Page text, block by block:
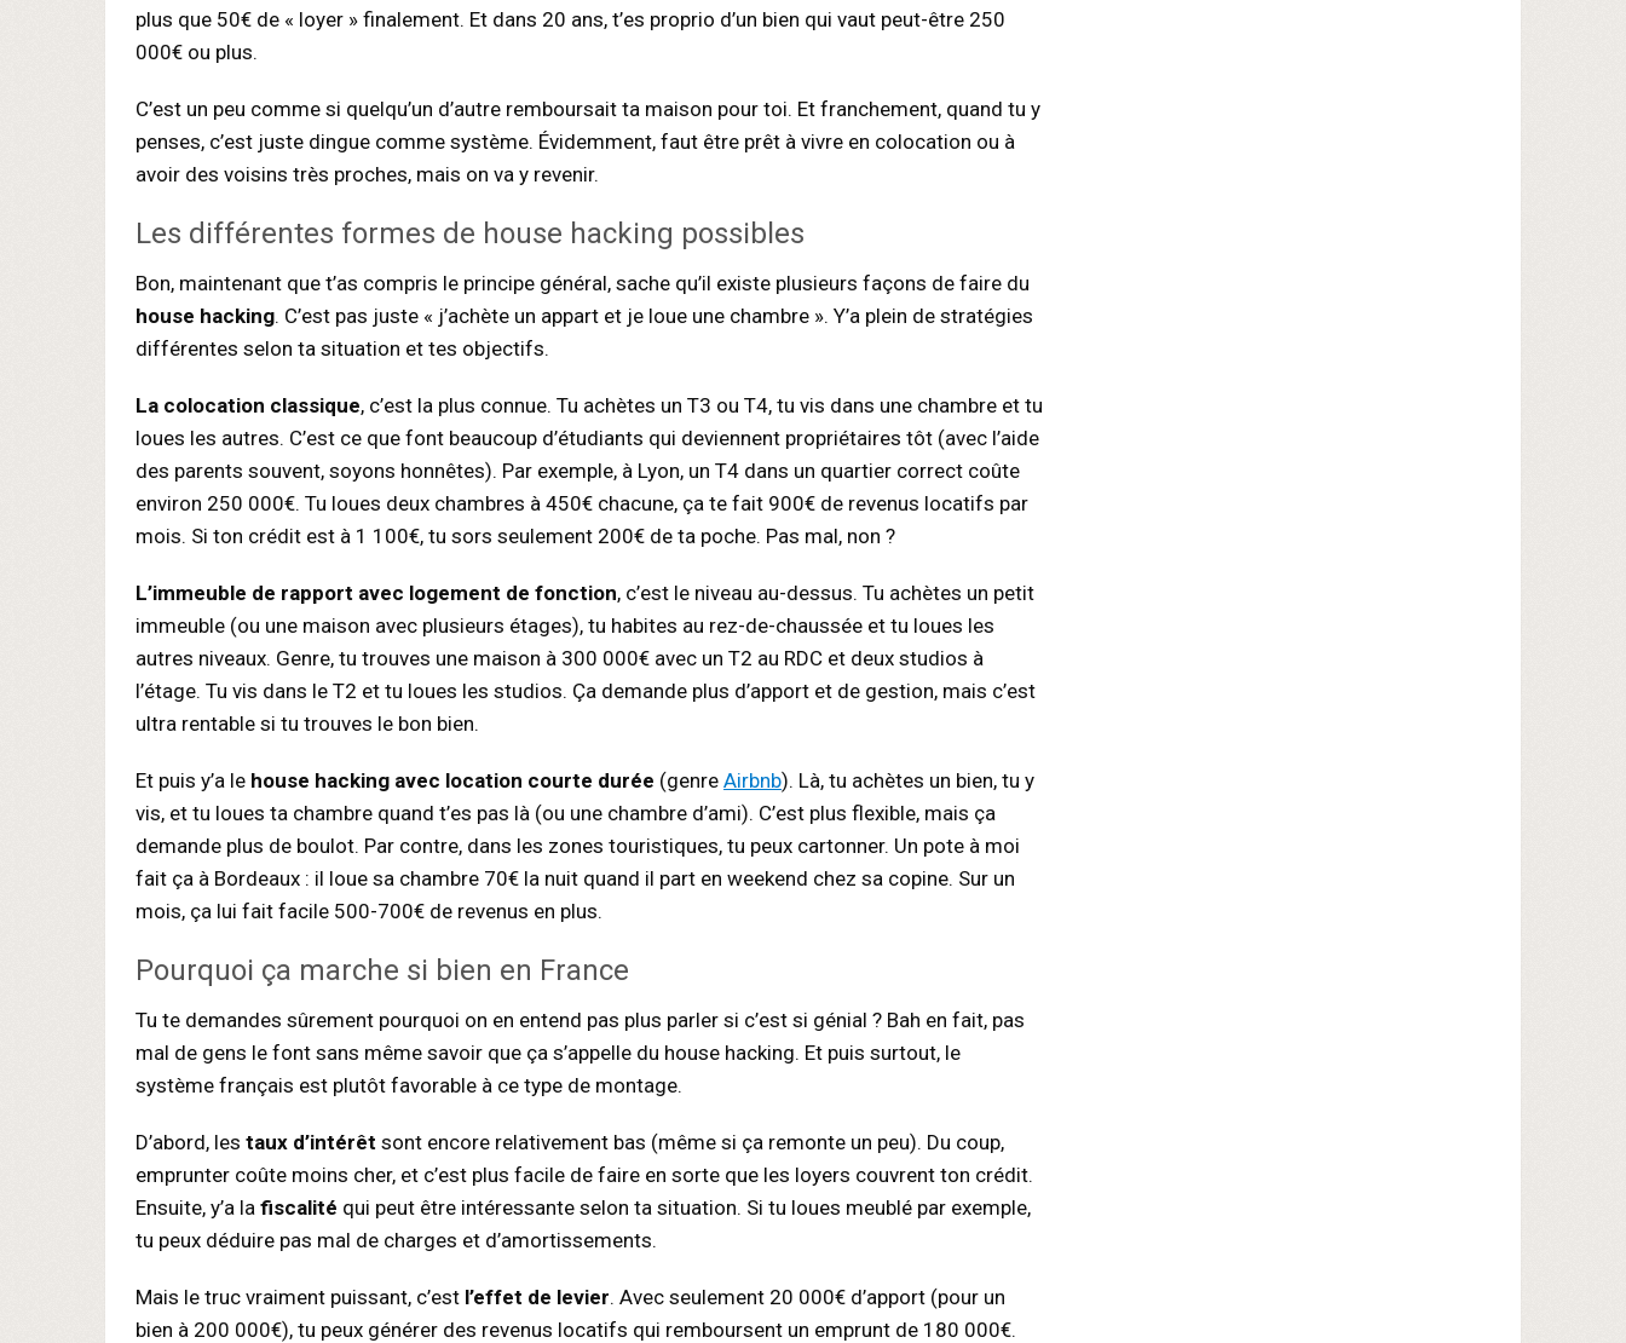
plus que 50€ de « loyer » finalement. Et dans 20 ans, t’es proprio d’un bien qui vaut peut-être 250
000€ ou plus.
C’est un peu comme si quelqu’un d’autre remboursait ta maison pour toi. Et franchement, quand tu y
penses, c’est juste dingue comme système. Évidemment, faut être prêt à vivre en colocation ou à
avoir des voisins très proches, mais on va y revenir.
Les différentes formes de house hacking possibles
Bon, maintenant que t’as compris le principe général, sache qu’il existe plusieurs façons de faire du
house hacking. C’est pas juste « j’achète un appart et je loue une chambre ». Y’a plein de stratégies
différentes selon ta situation et tes objectifs.
La colocation classique, c’est la plus connue. Tu achètes un T3 ou T4, tu vis dans une chambre et tu
loues les autres. C’est ce que font beaucoup d’étudiants qui deviennent propriétaires tôt (avec l’aide
des parents souvent, soyons honnêtes). Par exemple, à Lyon, un T4 dans un quartier correct coûte
environ 250 000€. Tu loues deux chambres à 450€ chacune, ça te fait 900€ de revenus locatifs par
mois. Si ton crédit est à 1 100€, tu sors seulement 200€ de ta poche. Pas mal, non ?
L’immeuble de rapport avec logement de fonction, c’est le niveau au-dessus. Tu achètes un petit
immeuble (ou une maison avec plusieurs étages), tu habites au rez-de-chaussée et tu loues les
autres niveaux. Genre, tu trouves une maison à 300 000€ avec un T2 au RDC et deux studios à
l’étage. Tu vis dans le T2 et tu loues les studios. Ça demande plus d’apport et de gestion, mais c’est
ultra rentable si tu trouves le bon bien.
Et puis y’a le house hacking avec location courte durée (genre Airbnb). Là, tu achètes un bien, tu y
vis, et tu loues ta chambre quand t’es pas là (ou une chambre d’ami). C’est plus flexible, mais ça
demande plus de boulot. Par contre, dans les zones touristiques, tu peux cartonner. Un pote à moi
fait ça à Bordeaux : il loue sa chambre 70€ la nuit quand il part en weekend chez sa copine. Sur un
mois, ça lui fait facile 500-700€ de revenus en plus.
Pourquoi ça marche si bien en France
Tu te demandes sûrement pourquoi on en entend pas plus parler si c’est si génial ? Bah en fait, pas
mal de gens le font sans même savoir que ça s’appelle du house hacking. Et puis surtout, le
système français est plutôt favorable à ce type de montage.
D’abord, les taux d’intérêt sont encore relativement bas (même si ça remonte un peu). Du coup,
emprunter coûte moins cher, et c’est plus facile de faire en sorte que les loyers couvrent ton crédit.
Ensuite, y’a la fiscalité qui peut être intéressante selon ta situation. Si tu loues meublé par exemple,
tu peux déduire pas mal de charges et d’amortissements.
Mais le truc vraiment puissant, c’est l’effet de levier. Avec seulement 20 000€ d’apport (pour un
bien à 200 000€), tu peux générer des revenus locatifs qui remboursent un emprunt de 180 000€.